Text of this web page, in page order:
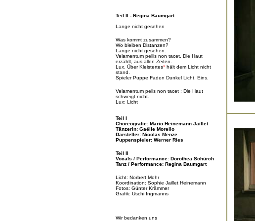
Teil II - Regina Baumgart
Lange nicht gesehen
Was kommt zusammen?
Wo bleiben Distanzen?
Lange nicht gesehen.
Velamentum pellis non tacet. Die Haut
erzählt, aus allen Zeiten.
Lux. Über Kleistertes* hält dem Licht nicht
stand.
Spieler Puppe Faden Dunkel Licht. Eins.
Velamentum pelis non tacet : Die Haut
schweigt nicht.
Lux: Licht
Teil I
Choreografie: Mario Heinemann Jaillet
Tänzerin: Gaëlle Morello
Darsteller: Nicolas Menze
Puppenspieler: Werner Ries
Teil II
Vocals / Performance: Dorothea Schürch
Tanz / Performance: Regina Baumgart
Licht: Norbert Mohr
Koordination: Sophie Jaillet Heinemann
Fotos: Günter Krämmer
Grafik: Uschi Ingmanns
Wir bedanken uns